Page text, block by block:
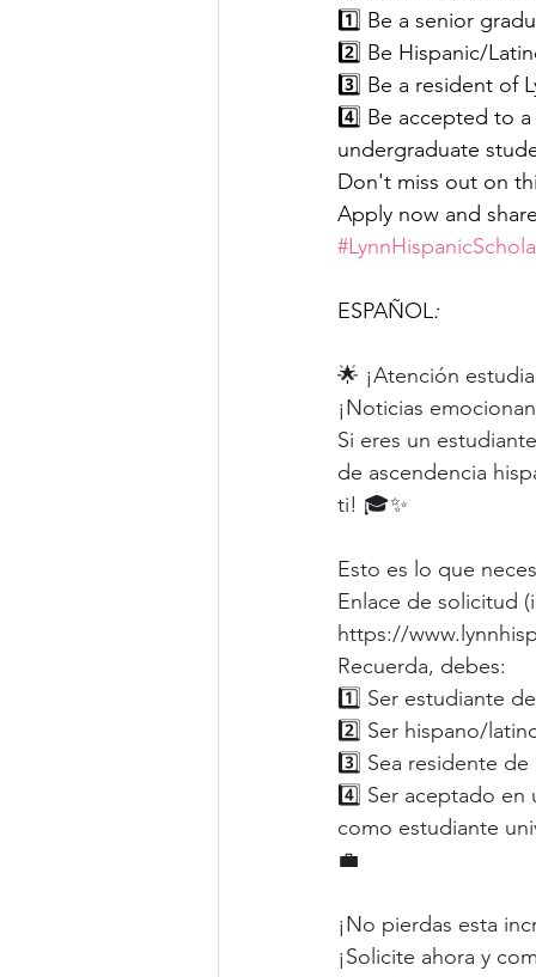
1️⃣ Be a senior
2️⃣ Be Hispanic/
3️⃣ Be a resident of
4️⃣ Be accepted to
undergraduate
Don't miss out on
Apply now and
ESPAÑOL:
🌟 ¡Atención
¡Noticias
Si eres un
de ascendencia
ti! 🎓✨
Esto es lo que
Enlace de solicitud
https://
Recuerda, debes:
1️⃣ Ser estudiante
2️⃣ Ser hispano/
3️⃣ Sea residente de
4️⃣ Ser aceptado
como estudiante
💼
¡No pierdas esta
¡Solicite ahora y